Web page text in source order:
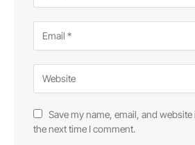
Save my name, email, and
the next time I comment.